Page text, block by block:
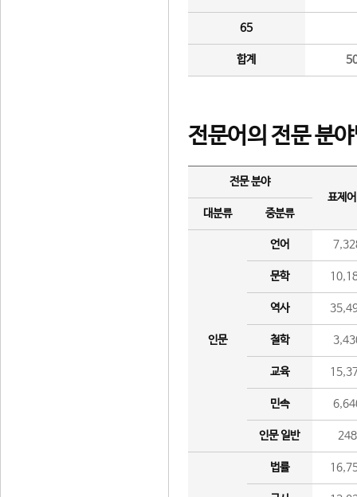
65
합계
전문어의 전문 분
전문 분야
표제
대분류
중분류
인문
언어
문학
역사
철학
교육
민속
인문 일반 248
법률